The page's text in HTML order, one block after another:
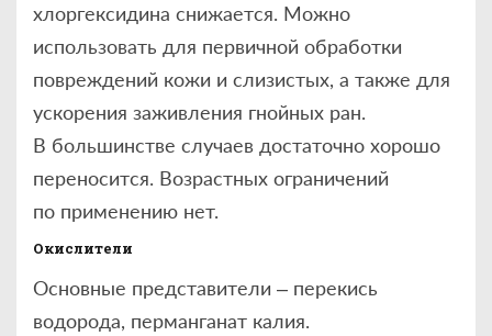
хлоргексидина снижается. Можно
использовать для первичной обработки
повреждений кожи и слизистых, а также для
ускорения заживления гнойных ран.
В большинстве случаев достаточно хорошо
переносится. Возрастных ограничений
по применению нет.
Окислители
Основные представители – перекись
водорода, перманганат калия.